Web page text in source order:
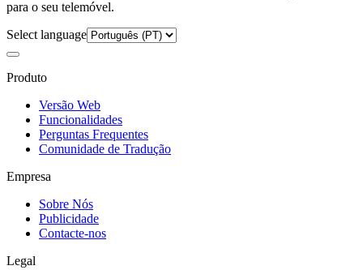
para o seu telemóvel.
Select language
Produto
Versão Web
Funcionalidades
Perguntas Frequentes
Comunidade de Tradução
Empresa
Sobre Nós
Publicidade
Contacte-nos
Legal